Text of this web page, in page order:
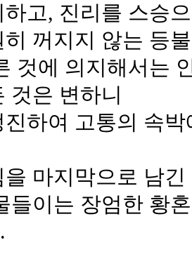
고, 진리를 스승
꺼지지 않는 등
것에 의지해서는
것은 변하니
하여 고통의 속
마지막으로 남
들이는 장엄한 황